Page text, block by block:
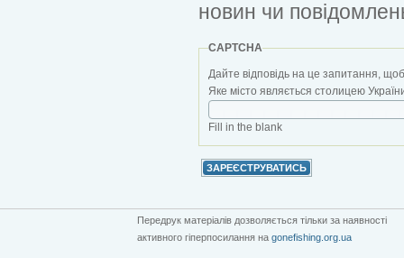
новин чи
CAPTCHA
Дайте відповідь на це запитання,
Яке місто являється столицею
Fill in the blank
Передрук матеріалів дозволяється тільки за наявності
активного гіперпосилання на gonefishing.org.ua